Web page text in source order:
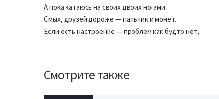
А пока катаюсь на своих двоих ногами.
Смых, друзей дороже — пальчик и монет.
Если есть настроение — проблем как будто нет,
Смотрите также